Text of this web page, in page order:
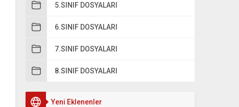
5.SINIF DOSYALARI
6.SINIF DOSYALARI
7.SINIF DOSYALARI
8.SINIF DOSYALARI
Yeni Eklenenler